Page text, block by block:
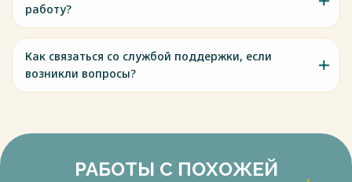
работу?
Как связаться со службой поддержки, если
возникли вопросы?
РАБОТЫ С ПОХОЖЕЙ